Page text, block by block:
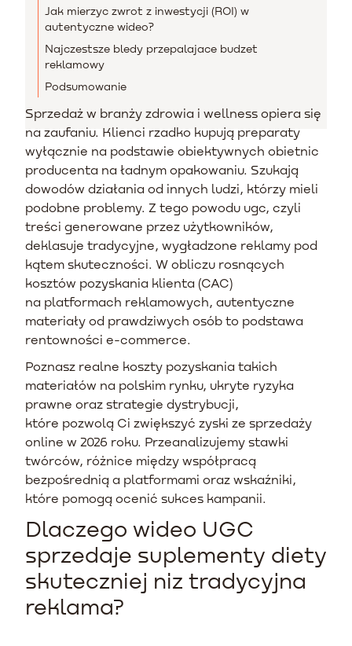
Jak mierzyc zwrot z inwestycji (ROI) w
autentyczne wideo?
Najczestsze bledy przepalajace budzet
reklamowy
Podsumowanie
Sprzedaż w branży zdrowia i wellness opiera się
na zaufaniu. Klienci rzadko kupują preparaty
wyłącznie na podstawie obiektywnych obietnic
producenta na ładnym opakowaniu. Szukają
dowodów działania od innych ludzi, którzy mieli
podobne problemy. Z tego powodu ugc, czyli
treści generowane przez użytkowników,
deklasuje tradycyjne, wygładzone reklamy pod
kątem skuteczności. W obliczu rosnących
kosztów pozyskania klienta (CAC)
na platformach reklamowych, autentyczne
materiały od prawdziwych osób to podstawa
rentowności e-commerce.
Poznasz realne koszty pozyskania takich
materiałów na polskim rynku, ukryte ryzyka
prawne oraz strategie dystrybucji,
które pozwolą Ci zwiększyć zyski ze sprzedaży
online w 2026 roku. Przeanalizujemy stawki
twórców, różnice między współpracą
bezpośrednią a platformami oraz wskaźniki,
które pomogą ocenić sukces kampanii.
Dlaczego wideo UGC
sprzedaje suplementy diety
skuteczniej niz tradycyjna
reklama?